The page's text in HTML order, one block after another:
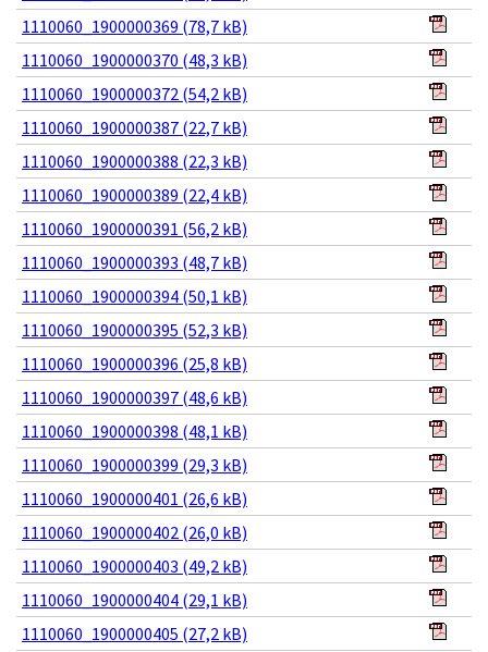
1110060_1900000369 (78,7 kB)
1110060_1900000370 (48,3 kB)
1110060_1900000372 (54,2 kB)
1110060_1900000387 (22,7 kB)
1110060_1900000388 (22,3 kB)
1110060_1900000389 (22,4 kB)
1110060_1900000391 (56,2 kB)
1110060_1900000393 (48,7 kB)
1110060_1900000394 (50,1 kB)
1110060_1900000395 (52,3 kB)
1110060_1900000396 (25,8 kB)
1110060_1900000397 (48,6 kB)
1110060_1900000398 (48,1 kB)
1110060_1900000399 (29,3 kB)
1110060_1900000401 (26,6 kB)
1110060_1900000402 (26,0 kB)
1110060_1900000403 (49,2 kB)
1110060_1900000404 (29,1 kB)
1110060_1900000405 (27,2 kB)